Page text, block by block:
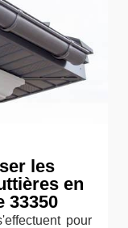
les
en
33350
pour